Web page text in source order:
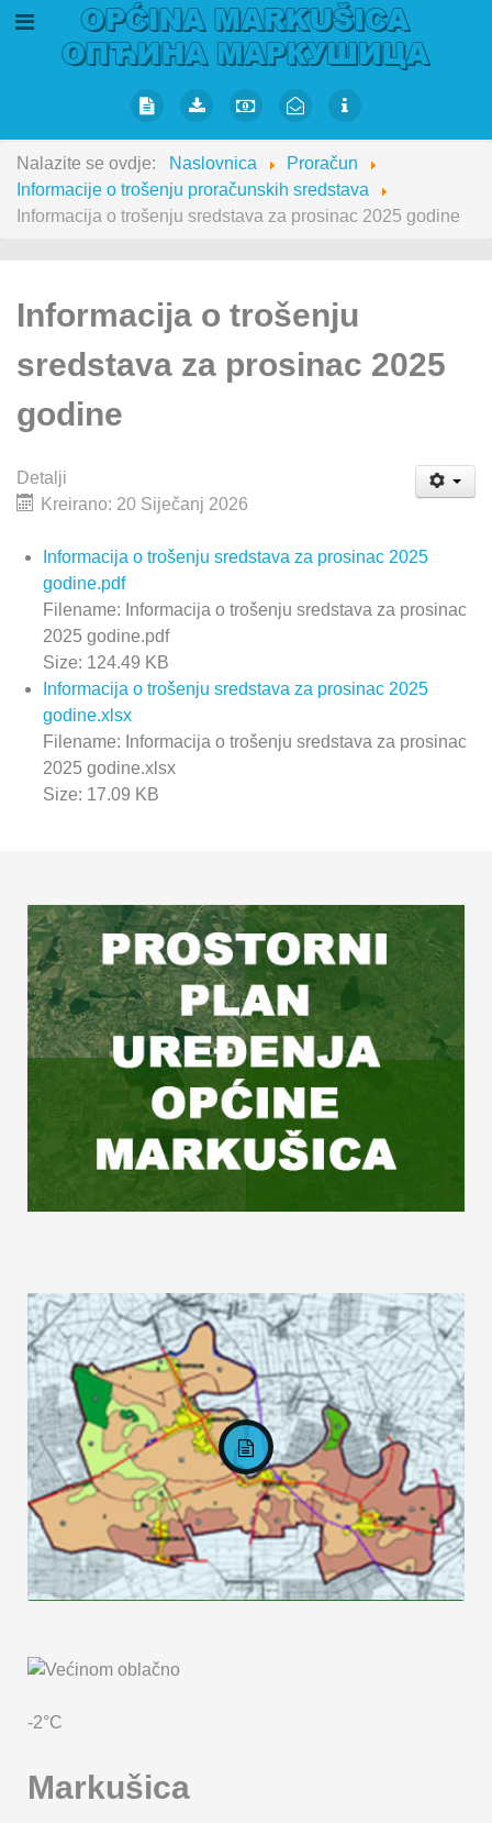
Nalazite se ovdje: Naslovnica
Proračun
Informacije o trošenju proračunskih sredstava
Informacija o trošenju sredstava za prosinac 2025 godine
Informacija o trošenju
sredstava za prosinac 2025
godine
Detalji
Kreirano: 20 Siječanj 2026
Informacija o trošenju sredstava za prosinac 2025
godine.pdf
Filename: Informacija o trošenju sredstava za prosinac
2025 godine.pdf
Size: 124.49 KB
Informacija o trošenju sredstava za prosinac 2025
godine.xlsx
Filename: Informacija o trošenju sredstava za prosinac
2025 godine.xlsx
Size: 17.09 KB
-2°C
Markušica